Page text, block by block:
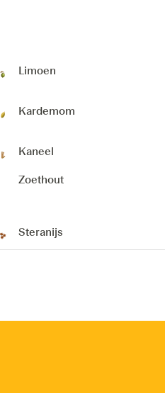
Limoen
Kardemom
Kaneel
Zoethout
Steranijs